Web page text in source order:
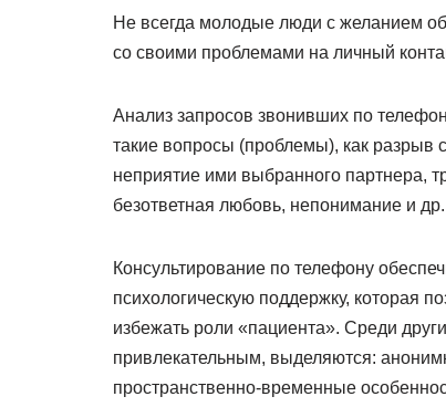
Не всегда молодые люди с желанием
со своими проблемами на личный
Анализ запросов звонивших по
такие вопросы (проблемы), как
неприятие ими выбранного партнера,
безответная любовь, непонимание и др.
Консультирование по телефону
психологическую поддержку, которая
избежать роли «пациента». Среди
привлекательным, выделяются:
пространственно-временные